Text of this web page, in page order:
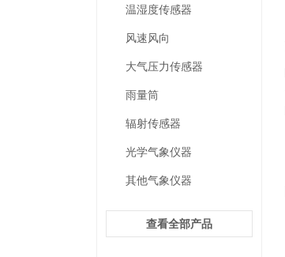
温湿度传感器
风速风向
大气压力传感器
雨量筒
辐射传感器
光学气象仪器
其他气象仪器
查看全部产品